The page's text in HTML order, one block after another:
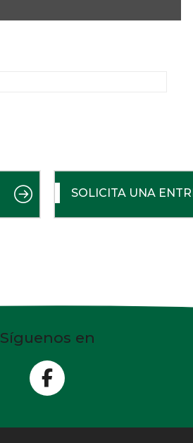
SOLICITA UNA
Síguenos en